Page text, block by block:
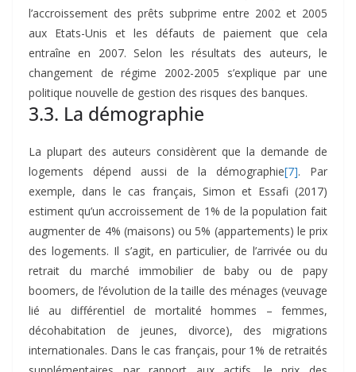
l’accroissement des prêts subprime entre 2002 et 2005
aux Etats-Unis et les défauts de paiement que cela
entraîne en 2007. Selon les résultats des auteurs, le
changement de régime 2002-2005 s’explique par une
politique nouvelle de gestion des risques des banques.
3.3. La démographie
La plupart des auteurs considèrent que la demande de
logements dépend aussi de la démographie[7]. Par
exemple, dans le cas français, Simon et Essafi (2017)
estiment qu’un accroissement de 1% de la population fait
augmenter de 4% (maisons) ou 5% (appartements) le prix
des logements. Il s’agit, en particulier, de l’arrivée ou du
retrait du marché immobilier de baby ou de papy
boomers, de l’évolution de la taille des ménages (veuvage
lié au différentiel de mortalité hommes – femmes,
décohabitation de jeunes, divorce), des migrations
internationales. Dans le cas français, pour 1% de retraités